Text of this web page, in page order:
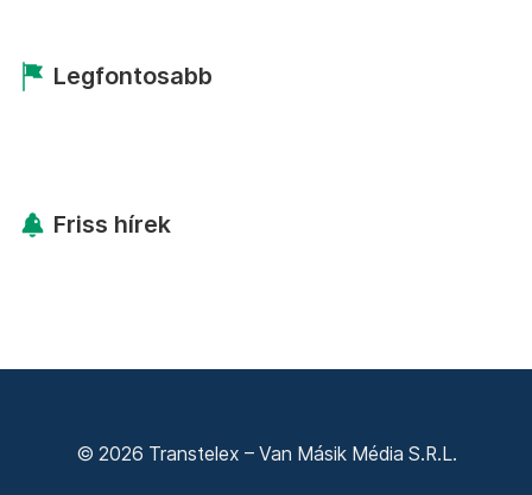
Legfontosabb
Friss hírek
© 2026 Transtelex – Van Másik Média S.R.L.